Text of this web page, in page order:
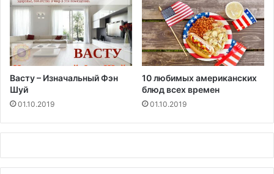
Васту – Изначальный Фэн
Шуй
01.10.2019
10 любимых американских
блюд всех времен
01.10.2019